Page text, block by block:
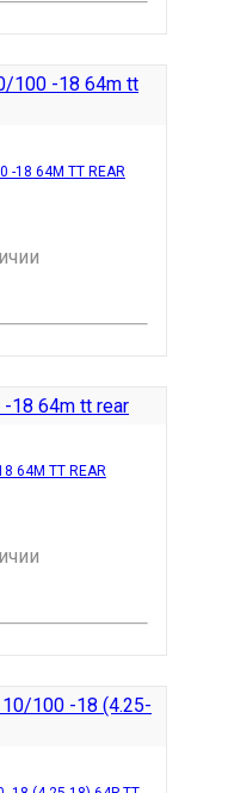
18 64M TT REAR
64M TT REAR